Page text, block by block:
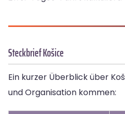
Steckbrief Košice
Ein kurzer Überblick über
und Organisation kommen: